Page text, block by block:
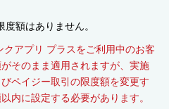
額はありません。
アプリ プラスをご利用中のお客
そのまま適用されますが、実施
ペイジー取引の限度額を変更す
内に設定する必要があります。